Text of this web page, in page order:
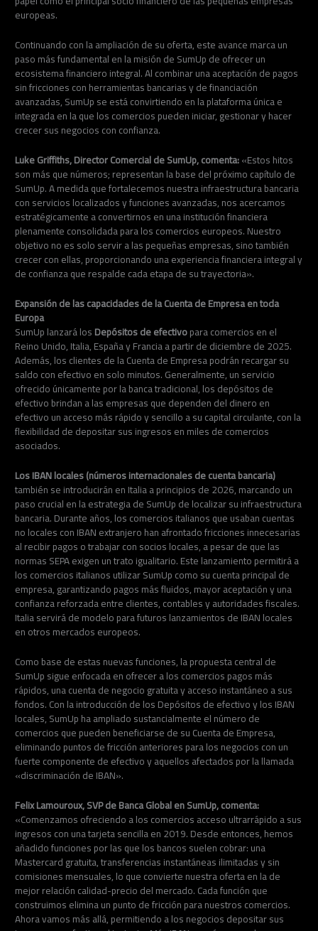
europeas.
Continuando con la ampliación de su oferta, este avance marca un
paso más fundamental en la misión de SumUp de ofrecer un
ecosistema financiero integral. Al combinar una aceptación de pagos
sin fricciones con herramientas bancarias y de financiación
avanzadas, SumUp se está convirtiendo en la plataforma única e
integrada en la que los comercios pueden iniciar, gestionar y hacer
crecer sus negocios con confianza.
Luke Griffiths, Director Comercial de SumUp, comenta:«Estos hitos
son más que números; representan la base del próximo capítulo de
SumUp. A medida que fortalecemos nuestra infraestructura bancaria
con servicios localizados y funciones avanzadas, nos acercamos
estratégicamente a convertirnos en una institución financiera
plenamente consolidada para los comercios europeos. Nuestro
objetivo no es solo servir a las pequeñas empresas, sino también
crecer con ellas, proporcionando una experiencia financiera integral y
de confianza que respalde cada etapa de su trayectoria».
Expansión de las capacidades de la Cuenta de Empresa en toda
Europa
SumUp lanzará losDepósitos de efectivopara comercios en el
Reino Unido, Italia, España y Francia a partir de diciembre de 2025.
Además, los clientes de la Cuenta de Empresa podrán recargar su
saldo con efectivo en solo minutos. Generalmente, un servicio
ofrecido únicamente por la banca tradicional, los depósitos de
efectivo brindan a las empresas que dependen del dinero en
efectivo un acceso más rápido y sencillo a su capital circulante, con la
flexibilidad de depositar sus ingresos en miles de comercios
asociados.
Los IBAN locales (números internacionales de cuenta bancaria)
también se introducirán en Italia a principios de 2026, marcando un
paso crucial en la estrategia de SumUp de localizar su infraestructura
bancaria. Durante años, los comercios italianos que usaban cuentas
no locales con IBAN extranjero han afrontado fricciones innecesarias
al recibir pagos o trabajar con socios locales, a pesar de que las
normas SEPA exigen un trato igualitario. Este lanzamiento permitirá a
los comercios italianos utilizar SumUp como su cuenta principal de
empresa, garantizando pagos más fluidos, mayor aceptación y una
confianza reforzada entre clientes, contables y autoridades fiscales.
Italia servirá de modelo para futuros lanzamientos de IBAN locales
en otros mercados europeos.
Como base de estas nuevas funciones, la propuesta central de
SumUp sigue enfocada en ofrecer a los comercios pagos más
rápidos, una cuenta de negocio gratuita y acceso instantáneo a sus
fondos. Con la introducción de los Depósitos de efectivo y los IBAN
locales, SumUp ha ampliado sustancialmente el número de
comercios que pueden beneficiarse de su Cuenta de Empresa,
eliminando puntos de fricción anteriores para los negocios con un
fuerte componente de efectivo y aquellos afectados por la llamada
«discriminación de IBAN».
Felix Lamouroux, SVP de Banca Global en SumUp, comenta:
«Comenzamos ofreciendo a los comercios acceso ultrarrápido a sus
ingresos con una tarjeta sencilla en 2019. Desde entonces, hemos
añadido funciones por las que los bancos suelen cobrar: una
Mastercard gratuita, transferencias instantáneas ilimitadas y sin
comisiones mensuales, lo que convierte nuestra oferta en la de
mejor relación calidad-precio del mercado. Cada función que
construimos elimina un punto de fricción para nuestros comercios.
Ahora vamos más allá, permitiendo a los negocios depositar sus